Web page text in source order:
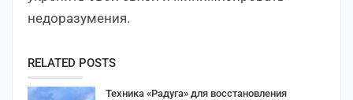
недоразумения.
RELATED POSTS
Техника «Радуга» для восстановления